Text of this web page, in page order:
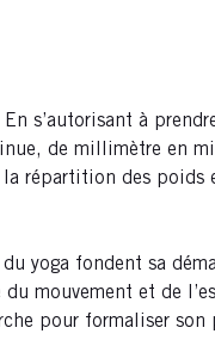
s’autorisant à
de millimètre en
répartition des
yoga fondent sa
mouvement et de
pour formaliser